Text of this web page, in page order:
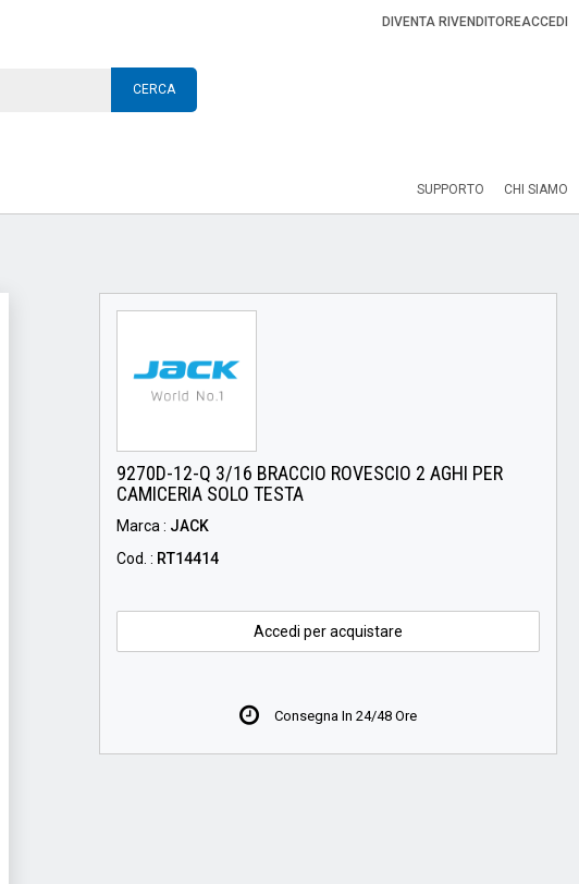
DIVENTA RIVENDITOREACCEDI
CERCA
SUPPORTO CHI SIAMO
9270D-12-Q 3/16 BRACCIO ROVESCIO 2 AGHI PER
CAMICERIA SOLO TESTA
Marca : JACK
Cod. : RT14414
Accedi per acquistare
Consegna In 24/48 Ore